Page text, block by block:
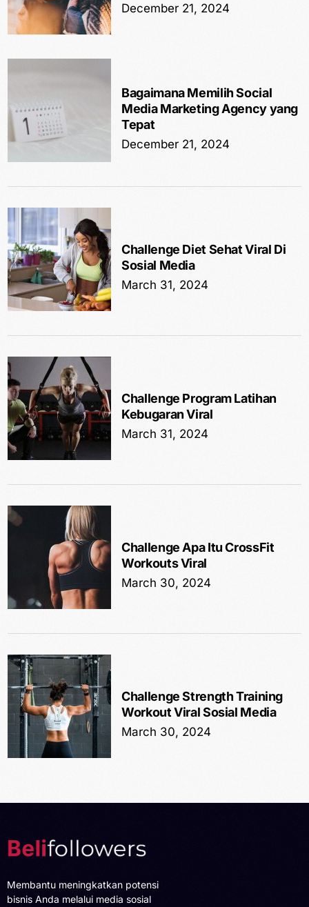
December 21, 2024
Bagaimana Memilih Social
Media Marketing Agency yang
Tepat
December 21, 2024
Challenge Diet Sehat Viral Di
Sosial Media
March 31, 2024
Challenge Program Latihan
Kebugaran Viral
March 31, 2024
Challenge Apa Itu CrossFit
Workouts Viral
March 30, 2024
Challenge Strength Training
Workout Viral Sosial Media
March 30, 2024
Membantu meningkatkan potensi
bisnis Anda melalui media sosial